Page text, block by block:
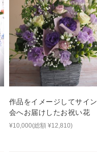
作品をイメージしてサイン
会へお届けしたお祝い花
¥10,000(総額 ¥12,810)